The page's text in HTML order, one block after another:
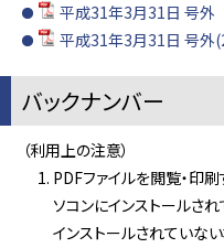
平成31年3月31日 号外
平成31年3月31日 号外
バックナンバー
（利用上の注意）
PDFファイルを閲覧・印
ソコンにインストールさ
インストールされていな